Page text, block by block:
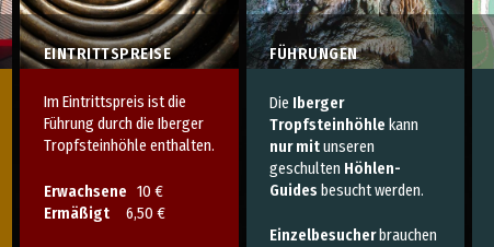
EINTRITTSPREISE
Im Eintrittspreis ist die
Führung durch die Iberger
Tropfsteinhöhle enthalten.
Erwachsene 10 €
Ermäßigt 6,50 €
FÜHRUNGEN
Die Iberger
Tropfsteinhöhle kann
nur mitunseren
geschulten Höhlen-
Guides besucht werden.
Einzelbesucherbrauchen